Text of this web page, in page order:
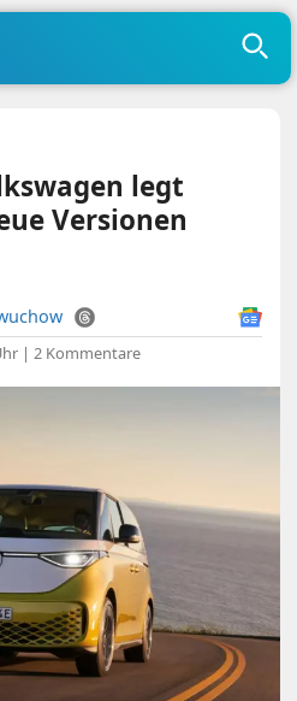
legt
Versionen
|2 Kommentare